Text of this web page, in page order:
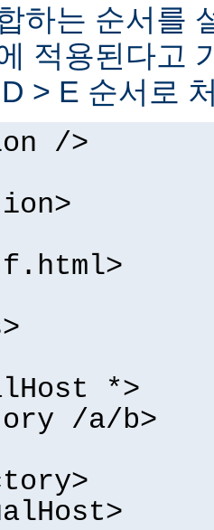
하는 순서를
적용된다고
> E 순서로
/>
*>
/a/b>